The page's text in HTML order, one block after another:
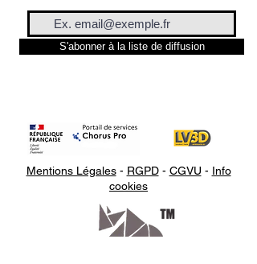
S'abonner à la liste de diffusion
Mentions Légales- RGPD- CGVU - Info
cookies